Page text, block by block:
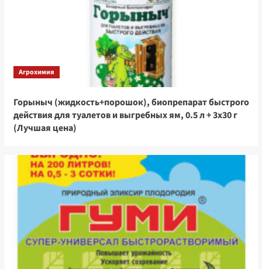
Агрохимия
Горыныч (жидкость+порошок), биопрепарат быстрого
действия для туалетов и выгребных ям, 0.5 л + 3х30 г
(Лучшая цена)